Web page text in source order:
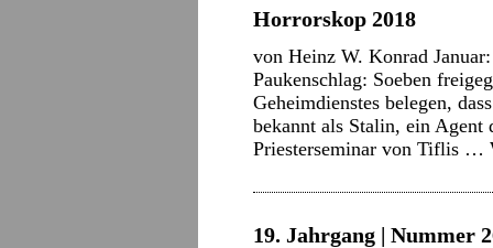
Horrorskop 2018
von Heinz W. Konrad
Paukenschlag: Soeben
Geheimdienstes belegen,
bekannt als Stalin, ein
Priesterseminar von Tiflis …
19. Jahrgang | Nummer